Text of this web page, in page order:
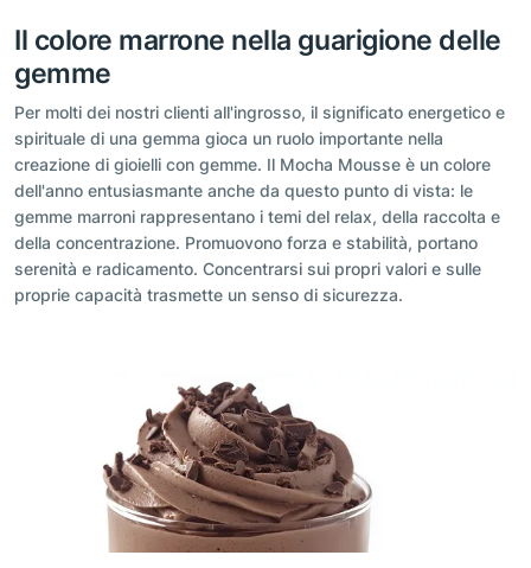
Il colore marrone nella guarigione delle
gemme
Per molti dei nostri clienti all'ingrosso, il significato energetico e
spirituale di una gemma gioca un ruolo importante nella
creazione di gioielli con gemme. Il Mocha Mousse è un colore
dell'anno entusiasmante anche da questo punto di vista: le
gemme marroni rappresentano i temi del relax, della raccolta e
della concentrazione. Promuovono forza e stabilità, portano
serenità e radicamento. Concentrarsi sui propri valori e sulle
proprie capacità trasmette un senso di sicurezza.